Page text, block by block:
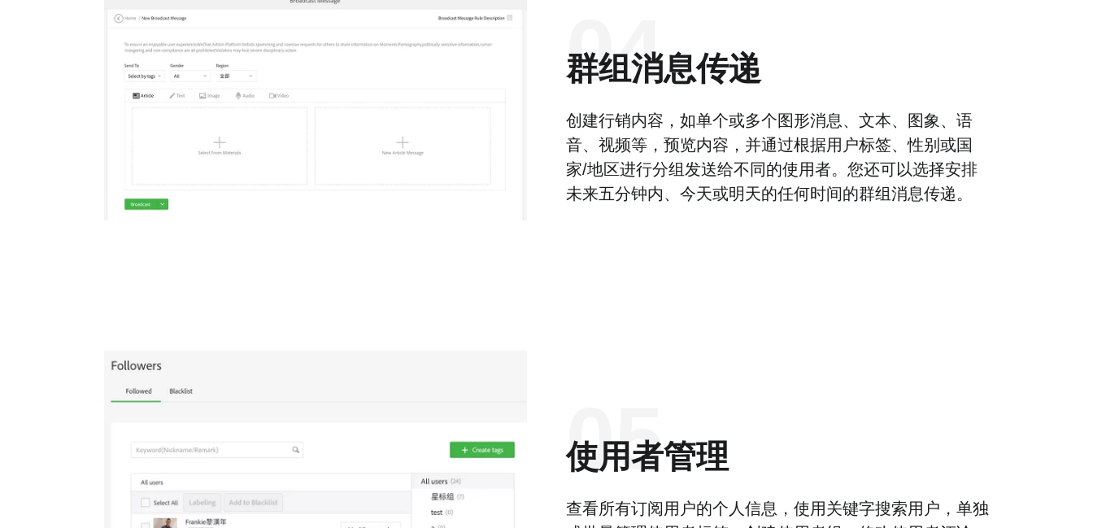
04
群组消息传递
创建行销内容，如单个或多个图形消息、文本、图象、语
音、视频等，预览内容，并通过根据用户标签、性别或国
家/地区进行分组发送给不同的使用者。您还可以选择安排
未来五分钟内、今天或明天的任何时间的群组消息传递。
05
使用者管理
查看所有订阅用户的个人信息，使用关键字搜索用户，单独